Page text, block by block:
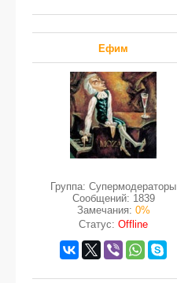
Ефим
Группа: Супермодераторы
Сообщений: 1839
Замечания: 0%
Статус: Offline